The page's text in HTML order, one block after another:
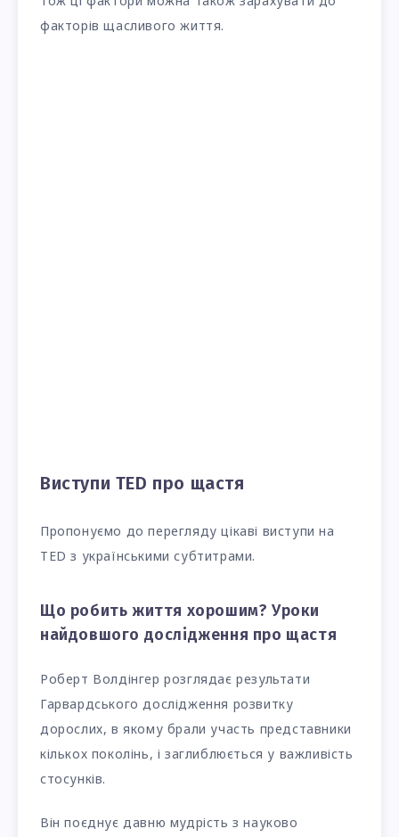
факторів щасливого життя.
Виступи TED про щастя
Пропонуємо до перегляду цікаві виступи на
TED з українськими субтитрами.
Що робить життя хорошим? Уроки
найдовшого дослідження про щастя
Роберт Волдінгер розглядає результати
Гарвардського дослідження розвитку
дорослих, в якому брали участь представники
кількох поколінь, і заглиблюється у важливість
стосунків.
Він поєднує давню мудрість з науково